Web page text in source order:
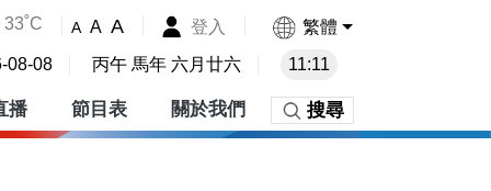
33˚C A A A 登入 繁體
08-08 丙午 馬年 六月廿六 11:11
播 節目表 關於我們 搜尋